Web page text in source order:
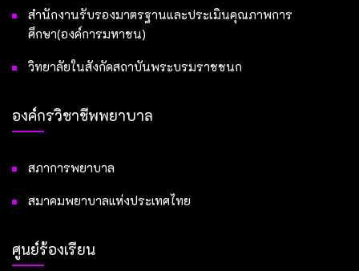
สำนักงานรับรองมาตรฐานและประเมินคุณภาพการ
ศึกษา(องค์การมหาชน)
วิทยาลัยในสังกัดสถาบันพระบรมราชชนก
องค์กรวิชาชีพพยาบาล
สภาการพยาบาล
สมาคมพยาบาลแห่งประเทศไทย
ศูนย์ร้องเรียน